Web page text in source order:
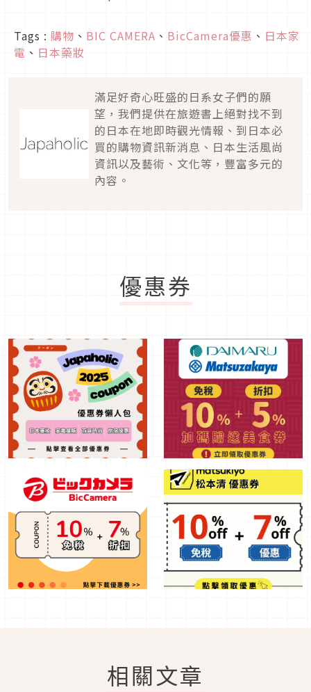
Tags : 購物 、 BIC CAMERA 、 BicCamera優惠 、 日本家
電 、 日本藥妝
滿足好奇心旺盛的日系女子們的願
望，我們提供在旅遊書上絕對找不到
的日本在地即時觀光情報、到日本必
買的購物資訊新消息、日本生活風尚
資訊以及藝術、文化等，豐富多元的
內容。
優惠券
相關文章